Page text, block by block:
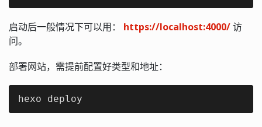
启动后一般情况下可以用： https://localhost:4000/访
问。
部署网站，需提前配置好类型和地址：
hexo deploy